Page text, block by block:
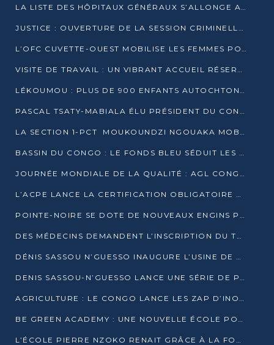
LA LISTE DES HÔPITAUX GÉNÉRAUX S’ALLONGE AU CONGO
JUSTICE : OUVERTURE DE LA SESSION CRIMINELLE À BRAZZAVILLE AVEC 52 DOSSIERS AU RÔLE
L’OFC CUVETTE-OUEST MOBILISE LES FEMMES POUR ACCUEILLIR LE PRÉSIDENT DE LA RÉPUBLIQUE
VISITE DE TRAVAIL : UN VIBRANT ACCUEIL RÉSERVÉ À DENIS SASSOU-N’GUESSO PAR L’ASSOCIATION « LES AMIS DE WOMO »
LÉKOUMOU : PLUS DE 900 ENFANTS AUTOCHTONES REÇOIVENT DES KITS SCOLAIRES GRÂCE À L’ESPACE OPOKO
PASCAL TSATY-MABIALA ÉLU PRÉSIDENT DU CONSEIL NATIONAL DE L’UPADS
LA SECTION 1-PCT MOUKOUNDZI NGOUAKA MOBILISE 100 000 FCFA POUR LE 6ᵉ CONGRÈS DU PARTI
BASSIN DU CONGO : LE FONDS BLEU SÉDUIT LES BAILLEURS À BELÉM
JOURNÉE MONDIALE DE LA QUALITÉ : AGL CONGO FORME ET SENSIBILISE LES JEUNES TALENTS
L’ACPE LANCE LA CERTIFICATION OBLIGATOIRE DES CONTRATS DE TRAVAIL DES TRANSPORTEURS
POINTE-NOIRE SE DOTE DE NOUVEAUX ENGINS POUR L’ASSAINISSEMENT ET L’ENTRETIEN ROUTIER
DES MÉDECINS DEMANDENT L’INSCRIPTION DU TRAITEMENT DU PIED-BOT DANS LES CURSUS UNIVERSITAIRES
DÉNIS SASSOU N’GUESSO INAUGURE L’USINE DE VALORISATION DU GAZ ASSOCIÉ
DENIS SASSOU-N’GUESSO LANCE UNE SÉRIE DE PROJETS DANS LE KOUILOU
AGRICULTURE : LE CONGO LANCE LES ZAP D’INONI ET YONO
BE GREEN ACADEMY : UNE NOUVELLE ÉCOLE POUR LES MÉTIERS DE L’ÉCOLOGIE À POINTE-NOIRE
L’ÉCOLE PIERRE NZOKO RENAIT GRÂCE À LA FONDATION MUCODEC